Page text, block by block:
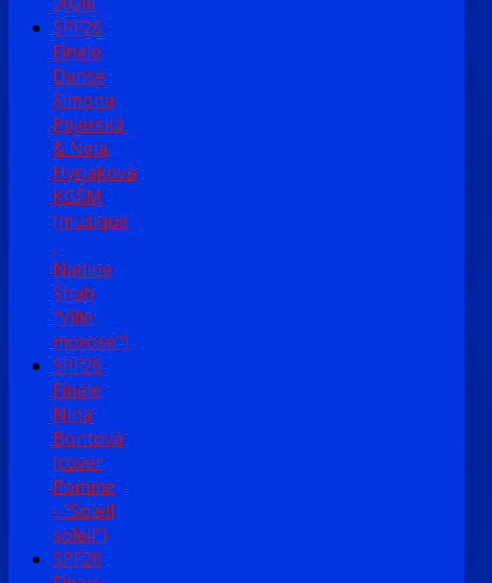
SPF26
Finale
Danse
Simona
Pajerská
& Nela
Hyriaková
KGŠM
(musique
:
Nadine
Shah
"Ville
morose")
SPF26
Finale
Nina
Bontová
(cover
Pomme
- "Soleil
soleil")
SPF26